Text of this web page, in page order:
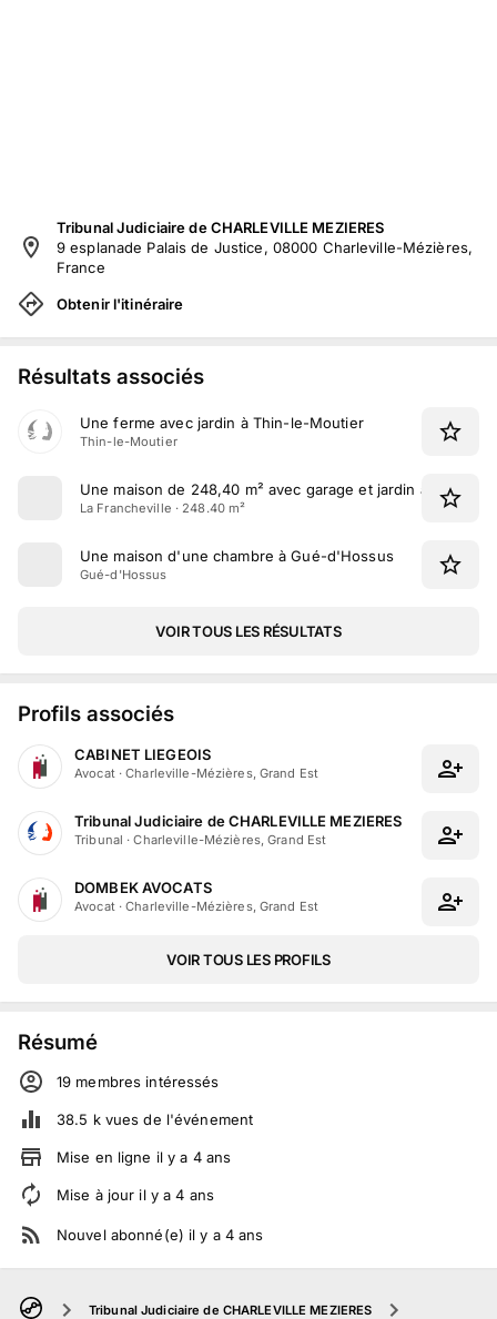
Tribunal Judiciaire de CHARLEVILLE MEZIERES
9 esplanade Palais de Justice, 08000 Charleville-Mézières,
France
Obtenir l'itinéraire
Résultats associés
Une ferme avec jardin à Thin-le-Moutier
Thin-le-Moutier
Une maison de 248,40 m² avec garage et jardin à La
La Francheville · 248.40 m²
Une maison d'une chambre à Gué-d'Hossus
Gué-d'Hossus
VOIR TOUS LES RÉSULTATS
Profils associés
CABINET LIEGEOIS
Avocat·Charleville-Mézières, Grand Est
Tribunal Judiciaire de CHARLEVILLE MEZIERES
Tribunal ·Charleville-Mézières, Grand Est
DOMBEK AVOCATS
Avocat·Charleville-Mézières, Grand Est
VOIR TOUS LES PROFILS
Résumé
19 membres intéressés
38.5 kvues de l'événement
Mise en ligne il y a 4 ans
Mise à jour il y a4 ans
Nouvel abonné(e) il y a 4 ans
Tribunal Judiciaire de CHARLEVILLE MEZIERES